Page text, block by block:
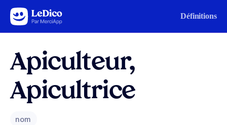
Aller au contenu Définitions
Apiculteur,
Apicultrice
nom